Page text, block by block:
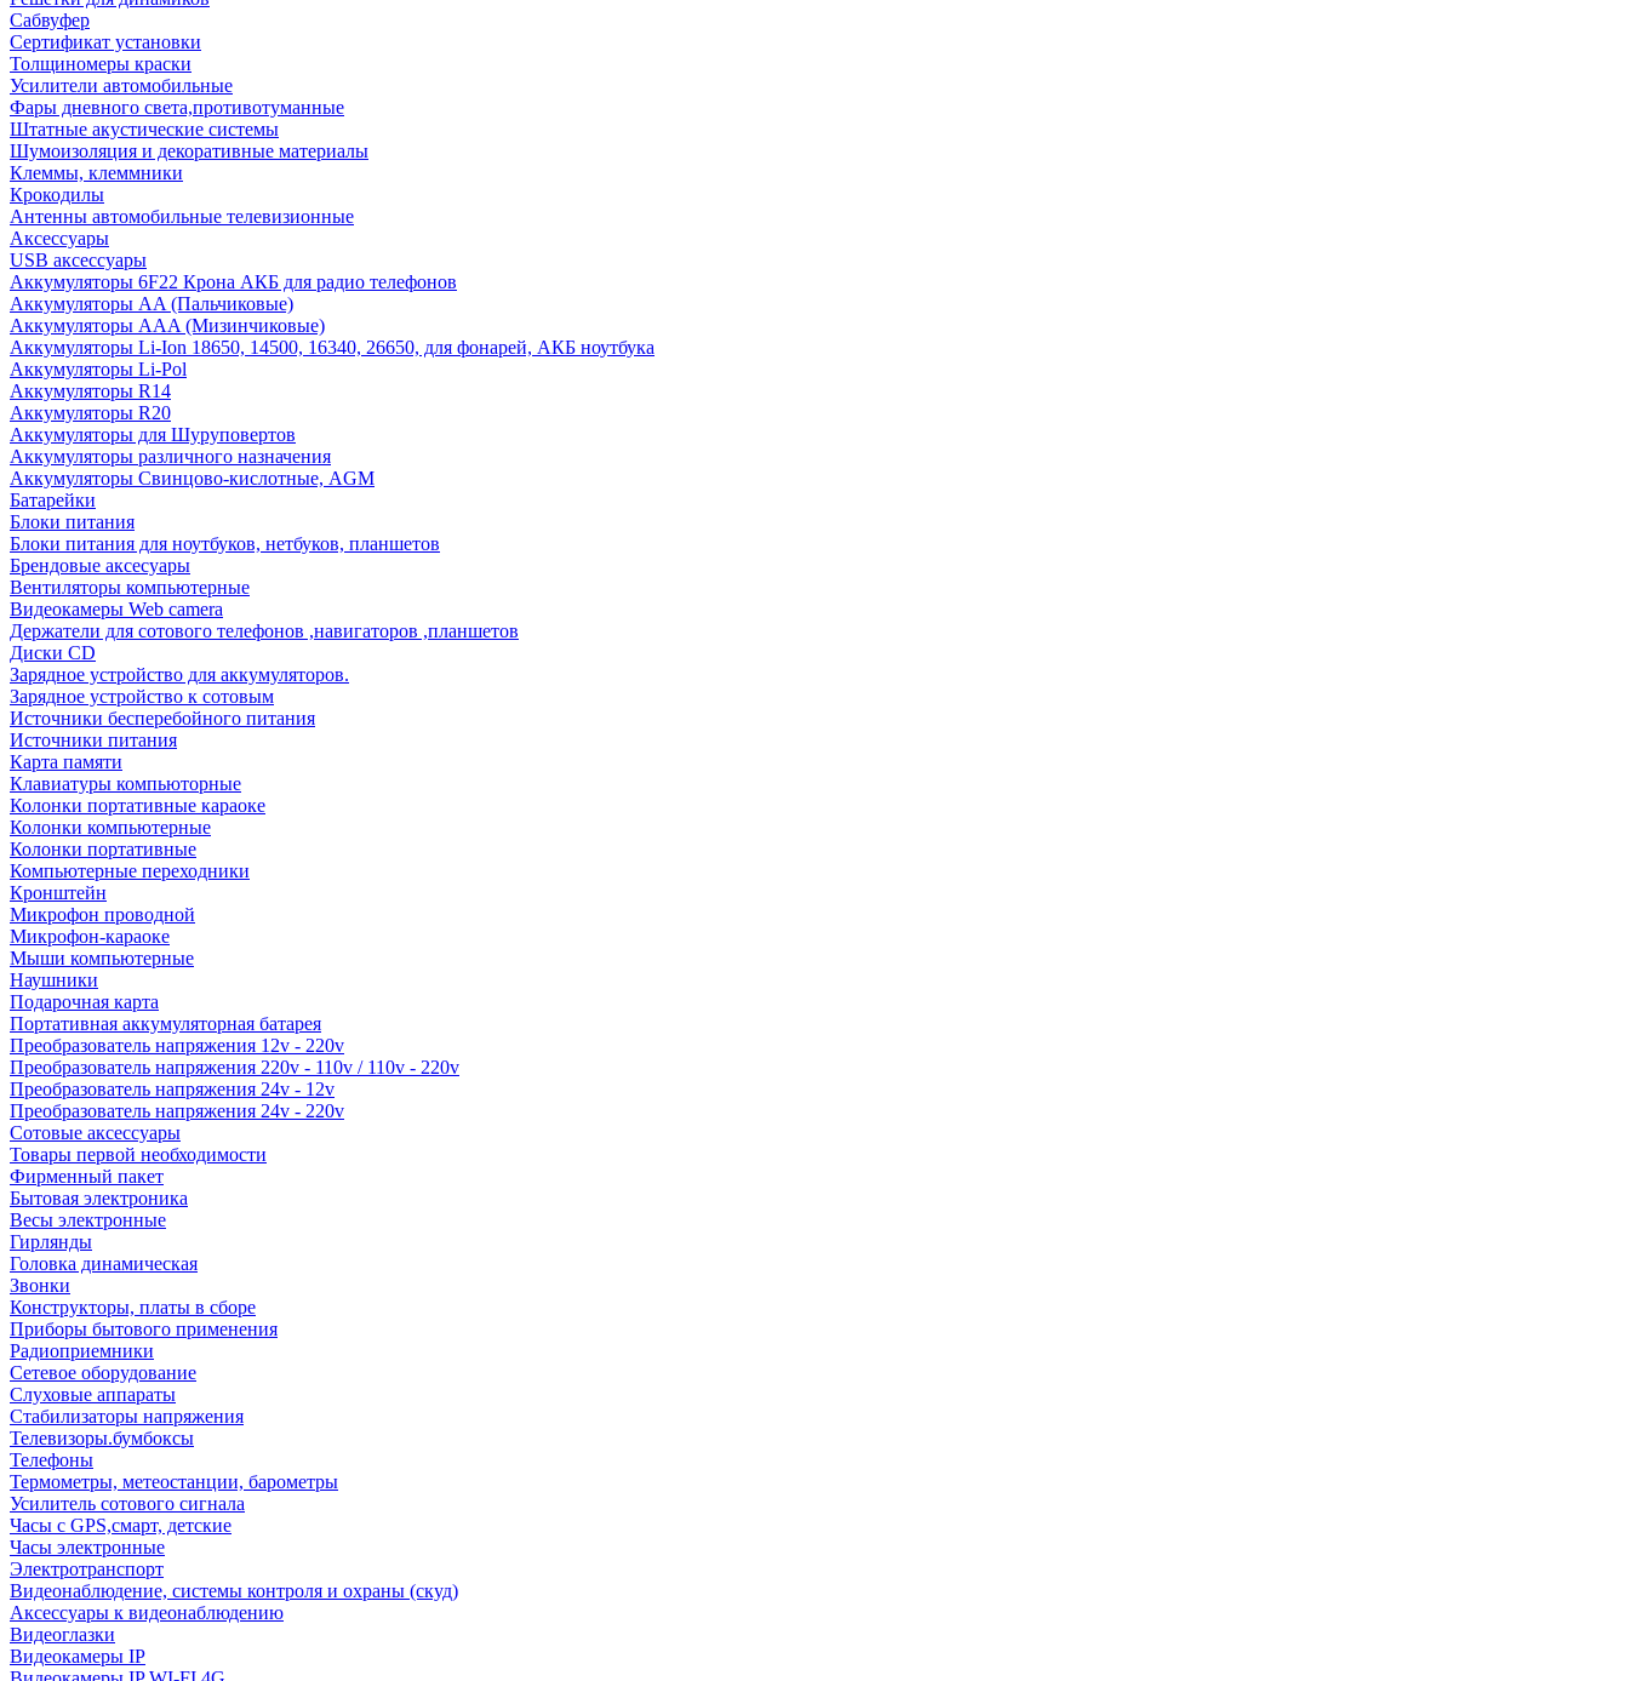
Сабвуфер
Сертификат установки
Толщиномеры краски
Усилители автомобильные
Фары дневного света,противотуманные
Штатные акустические системы
Шумоизоляция и декоративные материалы
Клеммы, клеммники
Крокодилы
Антенны автомобильные телевизионные
Аксессуары
USB аксессуары
Аккумуляторы 6F22 Крона АКБ для радио телефонов
Аккумуляторы AA (Пальчиковые)
Аккумуляторы AAA (Мизинчиковые)
Аккумуляторы Li-Ion 18650, 14500, 16340, 26650, для фонарей, АКБ ноутбука
Аккумуляторы Li-Pol
Аккумуляторы R14
Аккумуляторы R20
Аккумуляторы для Шуруповертов
Аккумуляторы различного назначения
Аккумуляторы Свинцово-кислотные, AGM
Батарейки
Блоки питания
Блоки питания для ноутбуков, нетбуков, планшетов
Брендовые аксесуары
Вентиляторы компьютерные
Видеокамеры Web camera
Держатели для сотового телефонов ,навигаторов ,планшетов
Диски CD
Зарядное устройство для аккумуляторов.
Зарядное устройство к сотовым
Источники бесперебойного питания
Источники питания
Карта памяти
Клавиатуры компьюторные
Колонки портативные караоке
Колонки компьютерные
Колонки портативные
Компьютерные переходники
Кронштейн
Микрофон проводной
Микрофон-караоке
Мыши компьютерные
Наушники
Подарочная карта
Портативная аккумуляторная батарея
Преобразователь напряжения 12v - 220v
Преобразователь напряжения 220v - 110v / 110v - 220v
Преобразователь напряжения 24v - 12v
Преобразователь напряжения 24v - 220v
Сотовые аксессуары
Товары первой необходимости
Фирменный пакет
Бытовая электроника
Весы электронные
Гирлянды
Головка динамическая
Звонки
Конструкторы, платы в сборе
Приборы бытового применения
Радиоприемники
Сетевое оборудование
Слуховые аппараты
Стабилизаторы напряжения
Телевизоры.бумбоксы
Телефоны
Термометры, метеостанции, барометры
Усилитель сотового сигнала
Часы с GPS,смарт, детские
Часы электронные
Электротранспорт
Видеонаблюдение, системы контроля и охраны (скуд)
Аксессуары к видеонаблюдению
Видеоглазки
Видеокамеры IP